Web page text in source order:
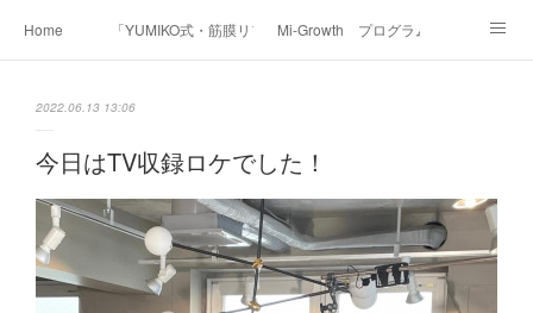
Home 「YUMIKO式・筋膜リフト美顔」Mi-Growth プログラム
2022.06.13 13:06
今日はTV収録ロケでした！